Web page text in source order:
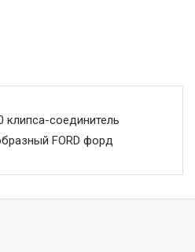
клипса-соединитель
FORD форд